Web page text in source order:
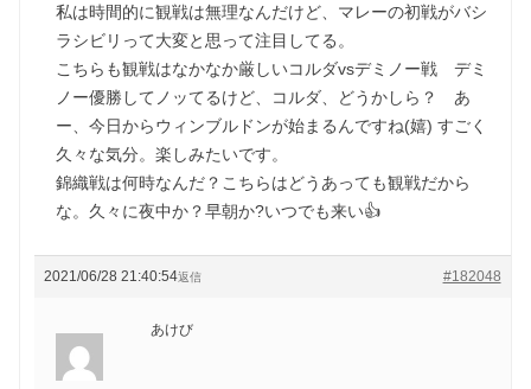
私は時間的に観戦は無理なんだけど、マレーの初戦がバシ
ラシビリって大変と思って注目してる。
こちらも観戦はなかなか厳しいコルダvsデミノー戦 デミ
ノー優勝してノッてるけど、コルダ、どうかしら？ あ
ー、今日からウィンブルドンが始まるんですね(嬉) すごく
久々な気分。楽しみたいです。
錦織戦は何時なんだ？こちらはどうあっても観戦だから
な。久々に夜中か？早朝か?いつでも来い👍
2021/06/28 21:40:54 #182048
返信
あけび